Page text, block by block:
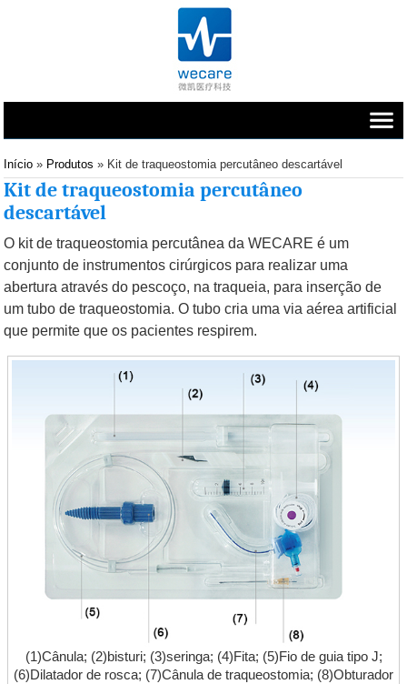
Início» Produtos» Kit de traqueostomia percutâneo descartável
Kit de traqueostomia percutâneo
descartável
O kit de traqueostomia percutânea da WECARE é um
conjunto de instrumentos cirúrgicos para realizar uma
abertura através do pescoço, na traqueia, para inserção de
um tubo de traqueostomia. O tubo cria uma via aérea artificial
que permite que os pacientes respirem.
(1)Cânula; (2)bisturi; (3)seringa; (4)Fita; (5)Fio de guia tipo J;
(6)Dilatador de rosca; (7)Cânula de traqueostomia; (8)Obturador